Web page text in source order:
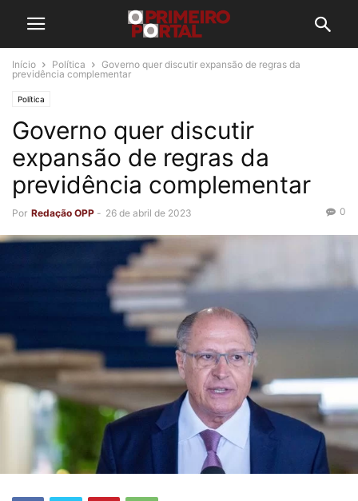
Início Política
Governo quer discutir expansão de regras da
previdência complementar
Política
Governo quer discutir
expansão de regras da
previdência complementar
Por Redação OPP - 26 de abril de 2023 0